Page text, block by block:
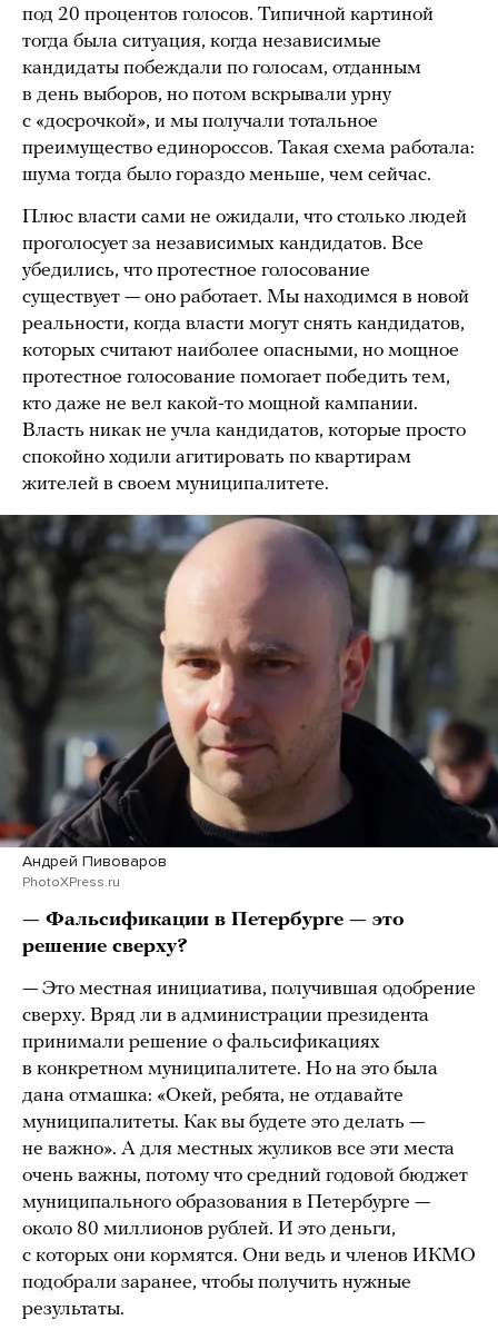
под 20 процентов голосов. Типичной картиной
тогда была ситуация, когда независимые
кандидаты побеждали по голосам, отданным
в день выборов, но потом вскрывали урну
с «досрочкой», и мы получали тотальное
преимущество единороссов. Такая схема работала:
шума тогда было гораздо меньше, чем сейчас.
Плюс власти сами не ожидали, что столько людей
проголосует за независимых кандидатов. Все
убедились, что протестное голосование
существует — оно работает. Мы находимся в новой
реальности, когда власти могут снять кандидатов,
которых считают наиболее опасными, но мощное
протестное голосование помогает победить тем,
кто даже не вел какой-то мощной кампании.
Власть никак не учла кандидатов, которые просто
спокойно ходили агитировать по квартирам
жителей в своем муниципалитете.
Андрей Пивоваров
PhotoXPress.ru
— Фальсификации в Петербурге — это
решение сверху?
— Это местная инициатива, получившая одобрение
сверху. Вряд ли в администрации президента
принимали решение о фальсификациях
в конкретном муниципалитете. Но на это была
дана отмашка: «Окей, ребята, не отдавайте
муниципалитеты. Как вы будете это делать —
не важно». А для местных жуликов все эти места
очень важны, потому что средний годовой бюджет
муниципального образования в Петербурге —
около 80 миллионов рублей. И это деньги,
с которых они кормятся. Они ведь и членов ИКМО
подобрали заранее, чтобы получить нужные
результаты.